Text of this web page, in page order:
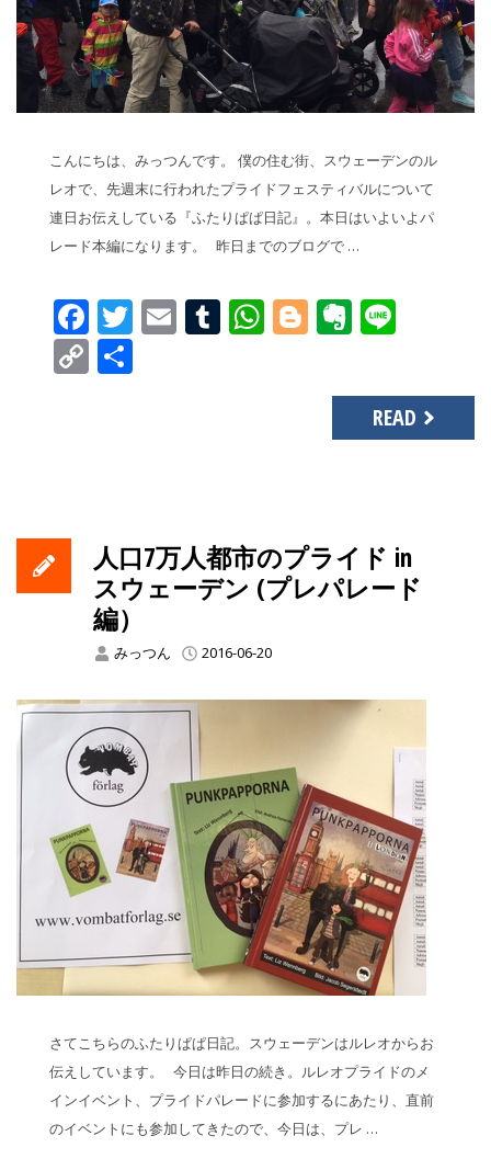
こんにちは、みっつんです。 僕の住む街、スウェーデンのル
レオで、先週末に行われたプライドフェスティバルについて
連日お伝えしている『ふたりぱぱ日記』。本日はいよいよパ
レード本編になります。 昨日までのブログで …
Facebook
Twitter
EmailTumblr
WhatsApp
Blogger
Copy
READ
人口7万人都市のプライド in
スウェーデン (プレパレード
編）
みっつん 2016-06-20
さてこちらのふたりぱぱ日記。スウェーデンはルレオからお
伝えしています。 今日は昨日の続き。ルレオプライドのメ
インイベント、プライドパレードに参加するにあたり、直前
のイベントにも参加してきたので、今日は、プレ …